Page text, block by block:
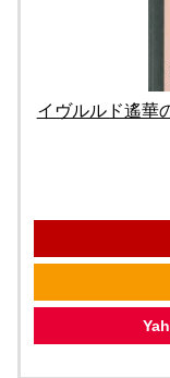
イヴルルド遙華